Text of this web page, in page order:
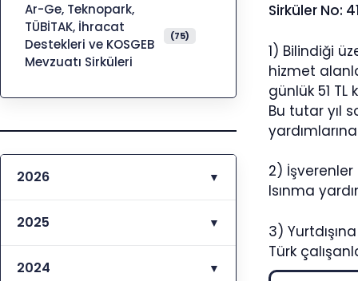
Sirküler No:
1) Bilindiği
hizmet
günlük 51
Bu tutar yıl
2) İşverenler
Isınma
3)
Türk
Ar-Ge, Teknopark,
TÜBİTAK, İhracat
Destekleri ve KOSGEB
Mevzuatı Sirküleri
(75)
2026 ▼
2025 ▼
2024 ▼